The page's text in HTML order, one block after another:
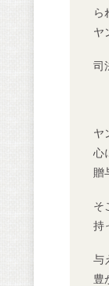
ら
ヤ
司
ヤ
心
贈
そ
持
与
豊